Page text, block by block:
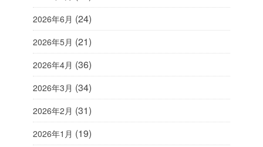
2026年6月 (24)
2026年5月 (21)
2026年4月 (36)
2026年3月 (34)
2026年2月 (31)
2026年1月 (19)